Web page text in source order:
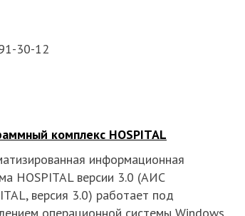
30-12
комплекс HOSPITAL
информационная
HOSPITAL версии 3.0 (АИС
версия 3.0) работает под